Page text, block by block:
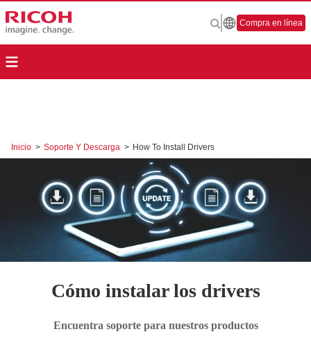
Compra en línea
Inicio > Soporte Y Descarga > How To Install Drivers
Cómo instalar los drivers
Encuentra soporte para nuestros productos